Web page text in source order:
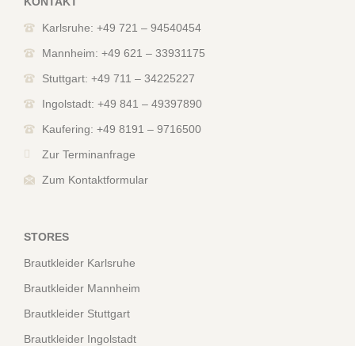
Karlsruhe: +49 721 – 94540454
Mannheim: +49 621 – 33931175
Stuttgart: +49 711 – 34225227
Ingolstadt: +49 841 – 49397890
Kaufering: +49 8191 – 9716500
Zur Terminanfrage
Zum Kontaktformular
STORES
Brautkleider Karlsruhe
Brautkleider Mannheim
Brautkleider Stuttgart
Brautkleider Ingolstadt